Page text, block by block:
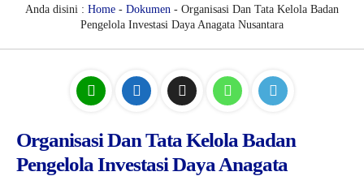
PROFIL
KESISWAAN
PJJ
Anda disini : Home - Dokumen - Organisasi Dan Tata Kelola Badan
Pengelola Investasi Daya Anagata Nusantara
Organisasi Dan Tata Kelola Badan
Pengelola Investasi Daya Anagata